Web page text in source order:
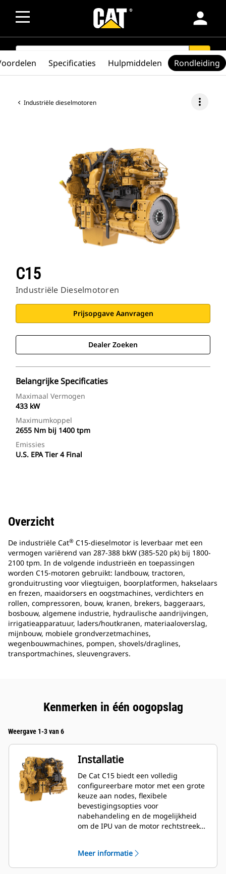
person
SEARCH search
Industriële dieselmotoren more_vert
C15
Industriële Dieselmotoren
Prijsopgave Aanvragen
Dealer Zoeken
Belangrijke Specificaties
Maximaal Vermogen
433 kW
Maximumkoppel
2655 Nm bij 1400 tpm
Emissies
U.S. EPA Tier 4 Final
Specificaties Hulpmiddelen Rondleiding
Overzicht
De industriële Cat® C15-dieselmotor is leverbaar met een
vermogen variërend van 287-388 bkW (385-520 pk) bij 1800-
2100 tpm. In de volgende industrieën en toepassingen
worden C15-motoren gebruikt: landbouw, tractoren,
gronduitrusting voor vliegtuigen, boorplatformen, hakselaars
en frezen, maaidorsers en oogstmachines, verdichters en
rollen, compressoren, bouw, kranen, brekers, baggeraars,
bosbouw, algemene industrie, hydraulische aandrijvingen,
irrigatieapparatuur, laders/houtkranen, materiaaloverslag,
mijnbouw, mobiele grondverzetmachines,
wegenbouwmachines, pompen, shovels/draglines,
transportmachines, sleuvengravers.
Kenmerken in één oogopslag
Weergave 1-3 van 6
Installatie
De Cat C15 biedt een volledig
configureerbare motor met een grote
keuze aan nodes, flexibele
bevestigingsopties voor
nabehandeling en de mogelijkheid
om de IPU van de motor rechtstreeks
kosten tot een minimum.
Meer informatie